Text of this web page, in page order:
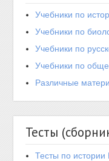
Учебники по
Учебники по
Учебники по
Учебники по
Различные
Тесты
Тесты по истории